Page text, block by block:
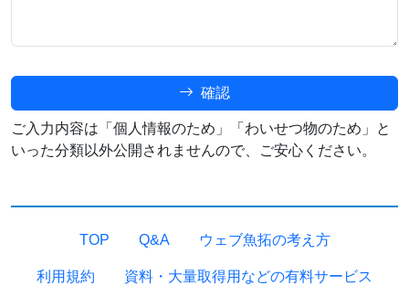
確認
ご入力内容は「個人情報のため」「わいせつ物のため」と
いった分類以外公開されませんので、ご安心ください。
TOP Q&A ウェブ魚拓の考え方
利用規約 資料・大量取得用などの有料サービス